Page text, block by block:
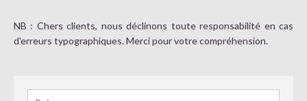
NB : Chers clients, nous déclinons toute responsabilité en cas
d'erreurs typographiques. Merci pour votre compréhension.